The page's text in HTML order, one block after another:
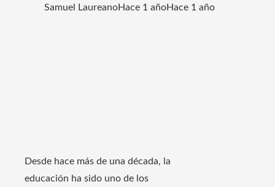
Samuel LaureanoHace 1 añoHace 1 año
Desde hace más de una década, la
educación ha sido uno de los